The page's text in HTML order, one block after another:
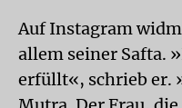
Auf Instagram
allem seiner Safta.
erfüllt«, schrieb er.